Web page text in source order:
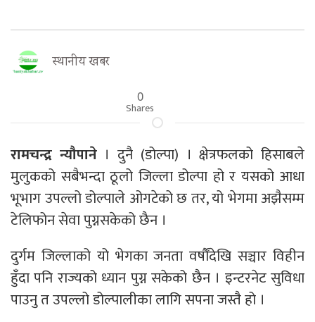
स्थानीय खबर
0
Shares
रामचन्द्र न्यौपाने। दुनै (डोल्पा) । क्षेत्रफलको हिसाबले
मुलुकको सबैभन्दा ठूलो जिल्ला डोल्पा हो र यसको आधा
भूभाग उपल्लो डोल्पाले ओगटेको छ तर, यो भेगमा अझैसम्म
टेलिफोन सेवा पुग्नसकेको छैन ।
दुर्गम जिल्लाको यो भेगका जनता वर्षौंदेखि सञ्चार विहीन
हुँदा पनि राज्यको ध्यान पुग्न सकेको छैन । इन्टरनेट सुविधा
पाउनु त उपल्लो डोल्पालीका लागि सपना जस्तै हो ।